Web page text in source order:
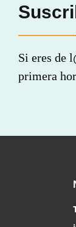
Si eres de
primera